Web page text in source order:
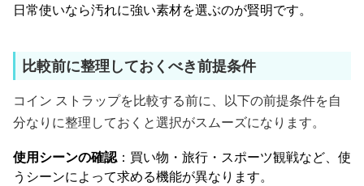
日常使いなら汚れに強い素材を選ぶのが賢明です。
比較前に整理しておくべき前提条件
コイン ストラップを比較する前に、以下の前提条件を自
分なりに整理しておくと選択がスムーズになります。
使用シーンの確認：買い物・旅行・スポーツ観戦など、使
うシーンによって求める機能が異なります。